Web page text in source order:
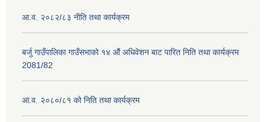
आ.व. २०८२/८३ नीति तथा कार्यक्रम
बर्जु गाउँपालिका गाउँसभाको १४ औं अधिवेशन बाट पारित निति तथा कार्यक्रम
2081/82
आ.व. २०८०/८१ को निति तथा कार्यक्रम